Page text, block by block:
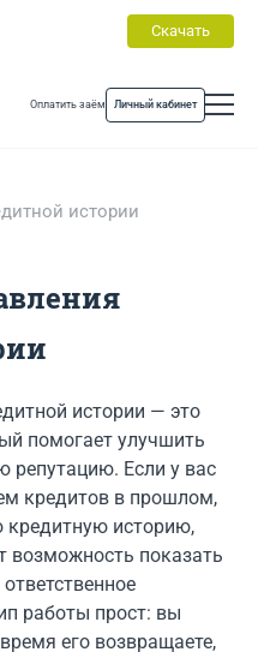
Скачать
Оплатить заём Личный кабинет
истории
истории — это
помогает улучшить
репутацию. Если у вас
кредитов в прошлом,
кредитную историю,
возможность показать
работы прост: вы
его возвращаете,